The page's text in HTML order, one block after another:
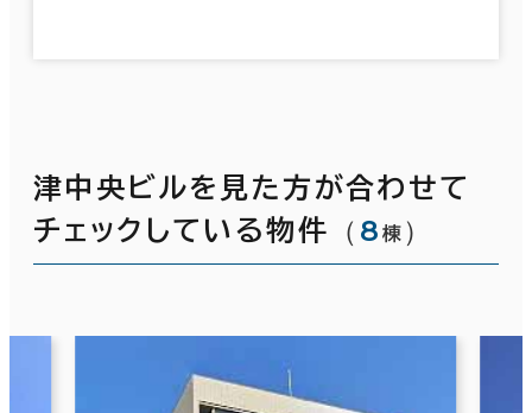
津中央ビルを見た方が合わせて
チェックしている物件
（ 8 棟 ）